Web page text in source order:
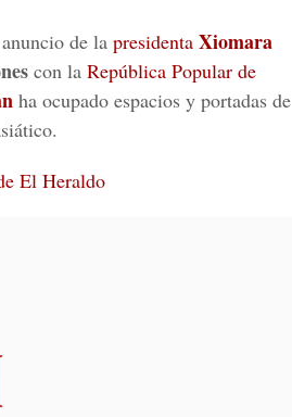
de la presidenta Xiomara
con la República Popular de
ha ocupado espacios y portadas de
El Heraldo